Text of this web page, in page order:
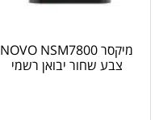
מיקסר NOVO NSM7800
צבע שחור יבואן רשמי